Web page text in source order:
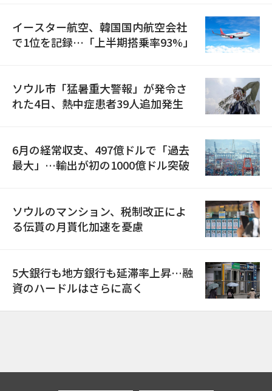
イースター航空、韓国国内航空会社
で1位を記録…「上半期搭乗率93%」
ソウル市「猛暑重大警報」が発令さ
れた4日、熱中症患者39人追加発生
6月の経常収支、497億ドルで「過去
最大」…輸出が初の1000億ドル突破
ソウルのマンション、税制改正によ
る伝貰の月貰化加速を憂慮
5大銀行も地方銀行も延滞率上昇…融
資のハードルはさらに高く